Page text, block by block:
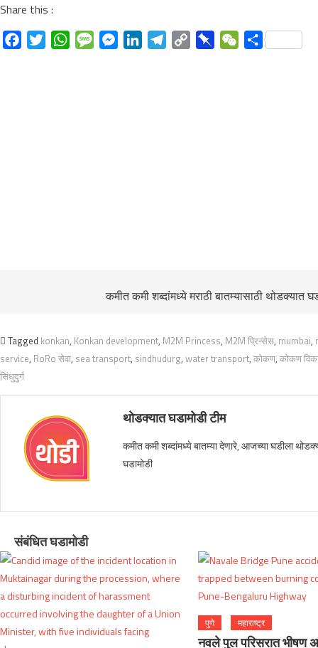
Share this :
FacebookTwitterWhatsAppMessageMessengerLinkedInTelegram
Copy
PinboardWeChatShare
कमीत कमी शब्दांमध्ये मराठी बातम्यासाठी थोडक्यात
Tagged konkan, Konkan development, M2M Princess, M2M प्रिन्सेस, mumbai,
service, RoRo सेवा, sea transport, sindhudurg, water transport, कोकण, कोकण
सिंधुदुर्ग
थोडक्यात घडामोडी टीम
कमीत कमी शब्दांमध्ये बातम्या देणारे, आजच्या घडीला
घडामोडी
संबंधित घडामोडी
पुणे महाराष्ट्र
नवले पुल परिसरात भीषण